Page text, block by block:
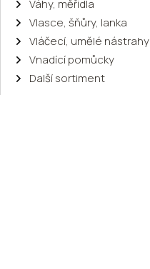
Váhy, měřidla
Vlasce, šňůry, lanka
Vláčecí, umělé nástrahy
Vnadící pomůcky
Další sortiment